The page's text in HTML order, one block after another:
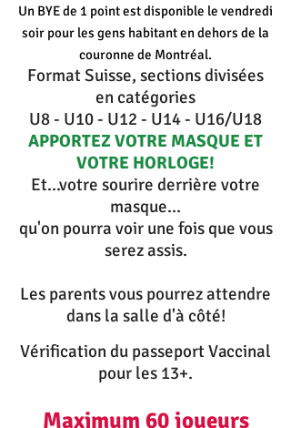
Un BYE de 1 point est disponible le vendredi
soir pour les gens habitant en dehors de la
couronne de Montréal.
Format Suisse, sections divisées
en catégories
U8 - U10 - U12 - U14 - U16/U18
APPORTEZ VOTRE MASQUE ET
VOTRE HORLOGE!
Et...votre sourire derrière votre
masque...
qu'on pourra voir une fois que vous
serez assis.
Les parents vous pourrez attendre
dans la salle d'à côté!
Vérification du passeport Vaccinal
pour les 13+.
Maximum 60 joueurs